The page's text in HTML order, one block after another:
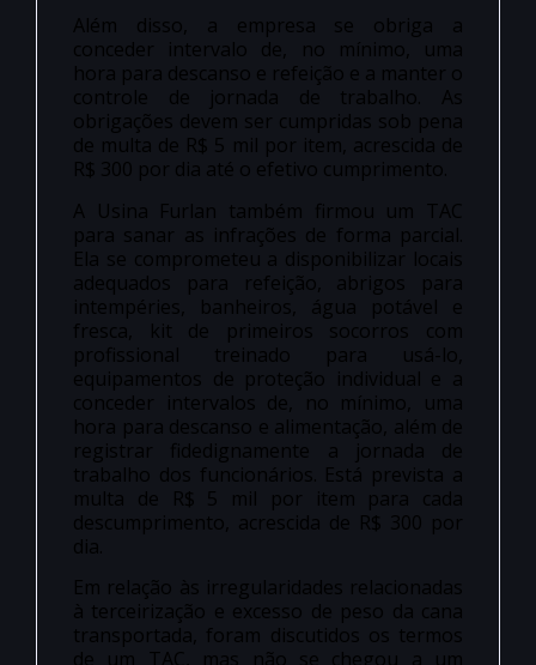
Além disso, a empresa se obriga a
conceder intervalo de, no mínimo, uma
hora para descanso e refeição e a manter o
controle de jornada de trabalho. As
obrigações devem ser cumpridas sob pena
de multa de R$ 5 mil por item, acrescida de
R$ 300 por dia até o efetivo cumprimento.
A Usina Furlan também firmou um TAC
para sanar as infrações de forma parcial.
Ela se comprometeu a disponibilizar locais
adequados para refeição, abrigos para
intempéries, banheiros, água potável e
fresca, kit de primeiros socorros com
profissional treinado para usá-lo,
equipamentos de proteção individual e a
conceder intervalos de, no mínimo, uma
hora para descanso e alimentação, além de
registrar fidedignamente a jornada de
trabalho dos funcionários. Está prevista a
multa de R$ 5 mil por item para cada
descumprimento, acrescida de R$ 300 por
dia.
Em relação às irregularidades relacionadas
à terceirização e excesso de peso da cana
transportada, foram discutidos os termos
de um TAC, mas não se chegou a um